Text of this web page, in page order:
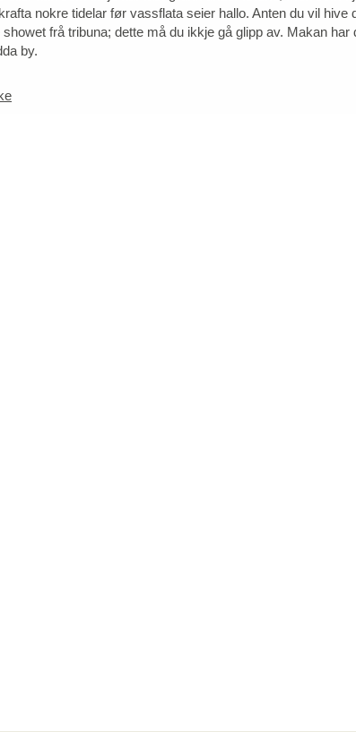
nokre tidelar før vassflata seier hallo. Anten du vil hive
frå tribuna; dette må du ikkje gå glipp av. Makan har
by.